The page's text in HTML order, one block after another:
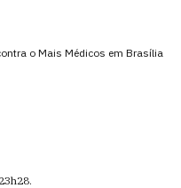
o Mais Médicos em Brasília
.